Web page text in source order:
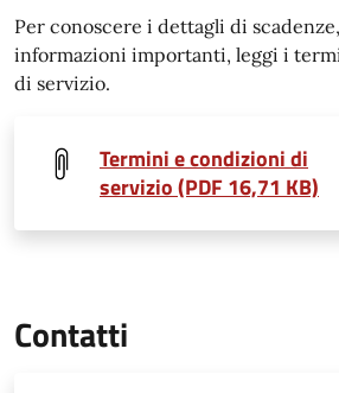
Per conoscere i dettagli di
informazioni importanti, leggi i
di servizio.
Termini e condizioni di
servizio (PDF 16,71 KB)
Contatti